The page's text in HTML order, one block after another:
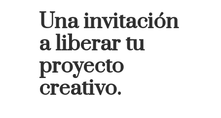
Una invitación
a liberar tu
proyecto
creativo.